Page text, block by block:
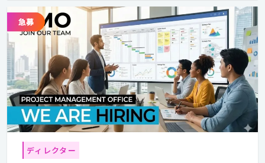
ディレクター